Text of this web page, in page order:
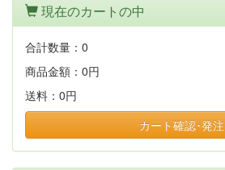
現在のカートの中
合計数量： 0
商品金額： 0円
送料： 0円
カート確認･発注